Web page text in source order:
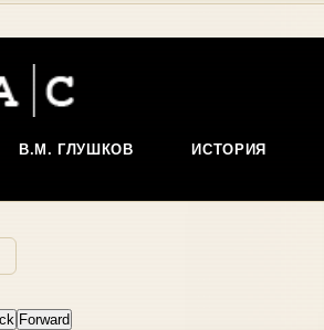
В.М. ГЛУШКОВ ИСТОРИЯ